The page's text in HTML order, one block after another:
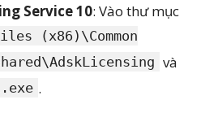
Service 10: Vào thư mục
(x86)\Common
và
.